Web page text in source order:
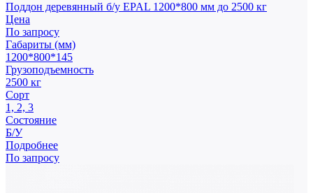
Поддон деревянный б/у EPAL 1200*800 мм до 2500 кг
Цена
По запросу
Габариты (мм)
1200*800*145
Грузоподъемность
2500 кг
Сорт
1, 2, 3
Состояние
Б/У
Подробнее
По запросу